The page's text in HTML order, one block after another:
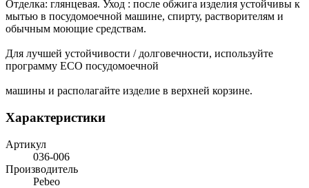
Отделка: глянцевая. Уход : после обжига изделия устойчивы к
мытью в посудомоечной машине, спирту, растворителям и
обычным моющие средствам.
Для лучшей устойчивости / долговечности, используйте
программу ECO посудомоечной
машины и располагайте изделие в верхней корзине.
Характеристики
Артикул
036-006
Производитель
Pebeo